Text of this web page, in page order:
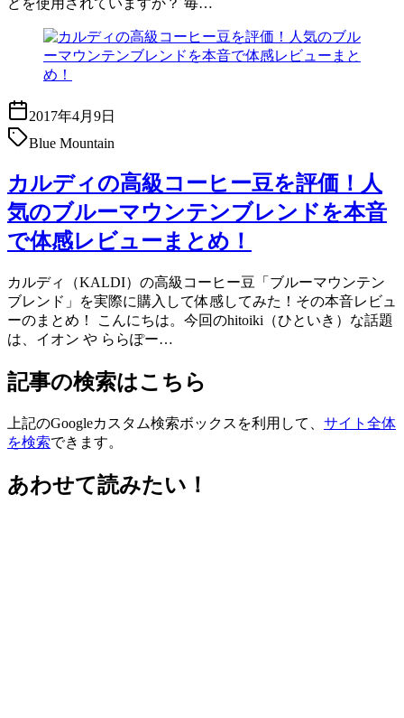
2017年4月9日
Blue Mountain
カルディの高級コーヒー豆を評価！人
気のブルーマウンテンブレンドを本音
で体感レビューまとめ！
カルディ（KALDI）の高級コーヒー豆「ブルーマウンテン
ブレンド」を実際に購入して体感してみた！その本音レビュ
ーのまとめ！ こんにちは。今回のhitoiki（ひといき）な話題
は、イオン や ららぽー…
記事の検索はこちら
上記のGoogleカスタム検索ボックスを利用して、 サイト全体
を検索できます。
あわせて読みたい！